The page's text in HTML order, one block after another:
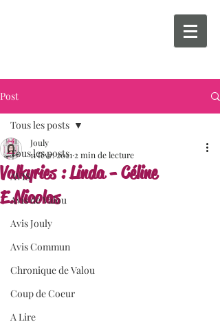
Post
Tous les posts
AVIS
Avis de Valou
Avis Jouly
Avis Commun
Chronique de Valou
Coup de Coeur
A Lire
Tous les posts
Valkyries : Linda - Céline
E.Nicolas
Jouly
11 févr. 2021 2 min de lecture